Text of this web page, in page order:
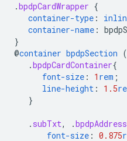
.bpdpCardWrapper {
container-type :
container-name :
}
@container bpdpSection (
.bpdpCardContainer{
font-size : 1 rem ;
line-height : 1.5
}
. subTxt, .bpdpAddress
font-size : 0.875